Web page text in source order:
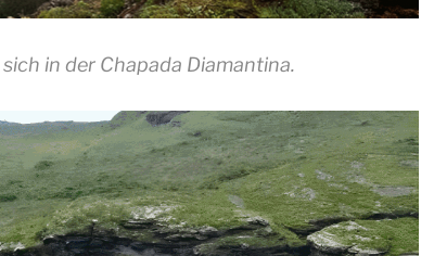
in der Chapada Diamantina.